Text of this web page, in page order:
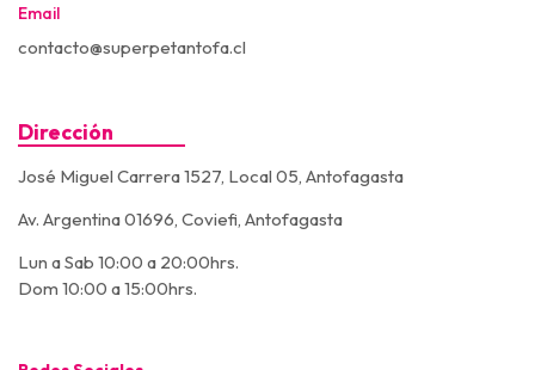
Email
contacto@superpetantofa.cl
Dirección
José Miguel Carrera 1527, Local 05, Antofagasta
Av. Argentina 01696, Coviefi, Antofagasta
Lun a Sab 10:00 a 20:00hrs.
Dom 10:00 a 15:00hrs.